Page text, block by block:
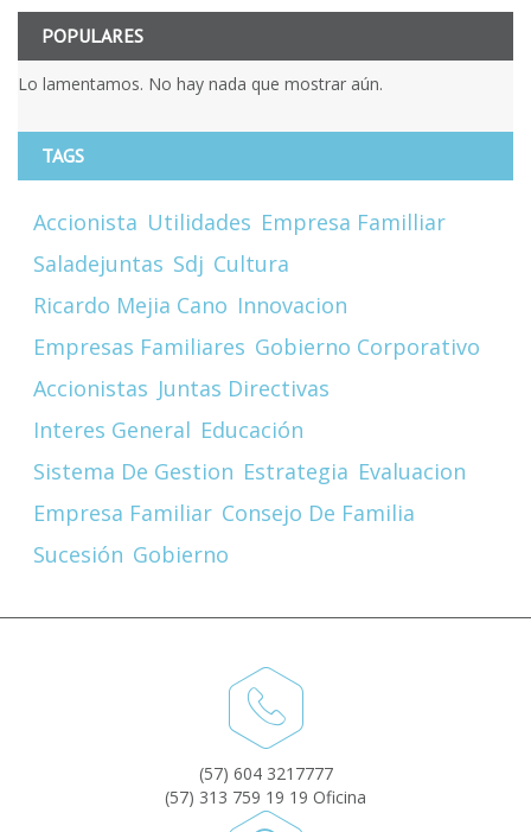
POPULARES
Lo lamentamos. No hay nada que mostrar aún.
TAGS
Accionista Utilidades Empresa Familliar
Saladejuntas Sdj Cultura
Ricardo Mejia Cano Innovacion
Empresas Familiares Gobierno Corporativo
Accionistas Juntas Directivas
Interes General Educación
Sistema De Gestion Estrategia Evaluacion
Empresa Familiar Consejo De Familia
Sucesión Gobierno
(57) 604 3217777
(57) 313 759 19 19 Oficina